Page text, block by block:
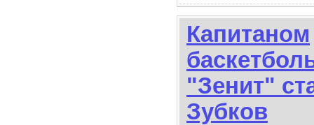
Капитаном
"Зенит"
Зубков